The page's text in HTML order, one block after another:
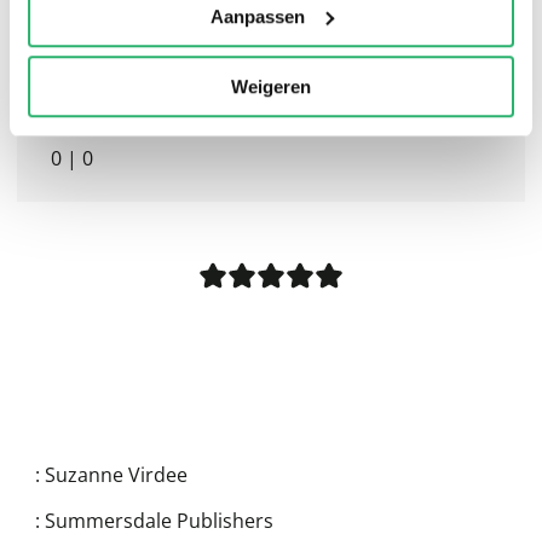
Aanpassen
Weigeren
0 | 0
: Suzanne Virdee
: Summersdale Publishers